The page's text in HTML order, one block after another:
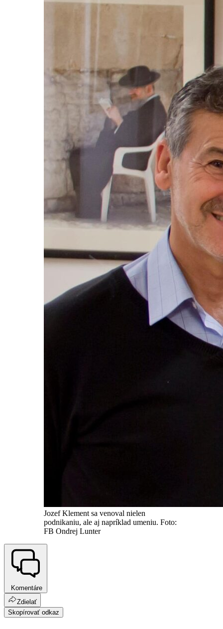
Jozef Klement sa venoval nielen
podnikaniu, ale aj napríklad umeniu. Foto:
FB Ondrej Lunter
Komentáre
Zdielať
Skopírovať odkaz